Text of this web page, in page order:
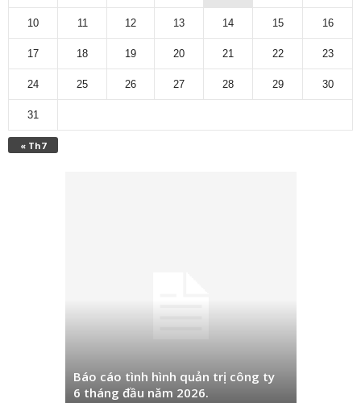
« Th7
10 11 12 13 14 15 16
17 18 19 20 21 22 23
24 25 26 27 28 29 30
31
Báo cáo tình hình quản trị công ty
6 tháng đầu năm 2026.